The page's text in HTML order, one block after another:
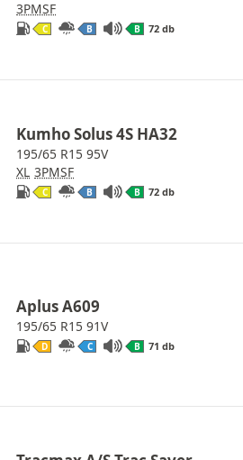
3PMSF
C B B 72 db
Kumho Solus 4S HA32
195/65 R15 95V
XL 3PMSF
C B B 72 db
Aplus A609
195/65 R15 91V
D C B 71 db